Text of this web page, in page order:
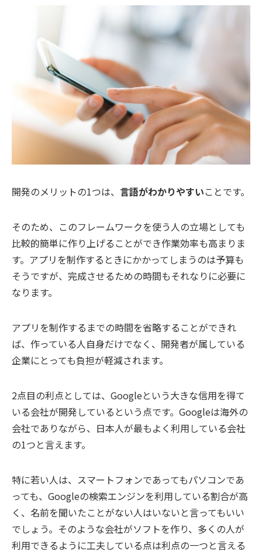
開発のメリットの1つは、 言語がわかりやすいことです。
そのため、このフレームワークを使う人の立場としても
比較的簡単に作り上げることができ作業効率も高まりま
す。アプリを制作するときにかかってしまうのは予算も
そうですが、完成させるための時間もそれなりに必要に
なります。
アプリを制作するまでの時間を省略することができれ
ば、作っている人自身だけでなく、開発者が属している
企業にとっても負担が軽減されます。
2点目の利点としては、Googleという大きな信用を得て
いる会社が開発しているという点です。Googleは海外の
会社でありながら、日本人が最もよく利用している会社
の1つと言えます。
特に若い人は、スマートフォンであってもパソコンであ
っても、Googleの検索エンジンを利用している割合が高
く、名前を聞いたことがない人はいないと言ってもいい
でしょう。そのような会社がソフトを作り、多くの人が
利用できるように工夫している点は利点の一つと言える